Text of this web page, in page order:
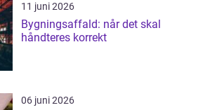
11 juni 2026
Bygningsaffald: når det skal
håndteres korrekt
06 juni 2026